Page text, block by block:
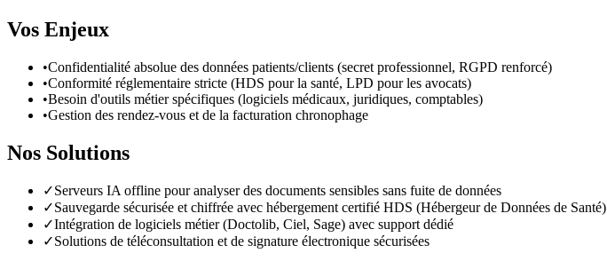
Vos Enjeux
•Confidentialité absolue des données patients/clients (secret professionnel, RGPD renforcé)
•Conformité réglementaire stricte (HDS pour la santé, LPD pour les avocats)
•Besoin d'outils métier spécifiques (logiciels médicaux, juridiques, comptables)
•Gestion des rendez-vous et de la facturation chronophage
Nos Solutions
✓Serveurs IA offline pour analyser des documents sensibles sans fuite de données
✓Sauvegarde sécurisée et chiffrée avec hébergement certifié HDS (Hébergeur de Données de Santé)
✓Intégration de logiciels métier (Doctolib, Ciel, Sage) avec support dédié
✓Solutions de téléconsultation et de signature électronique sécurisées